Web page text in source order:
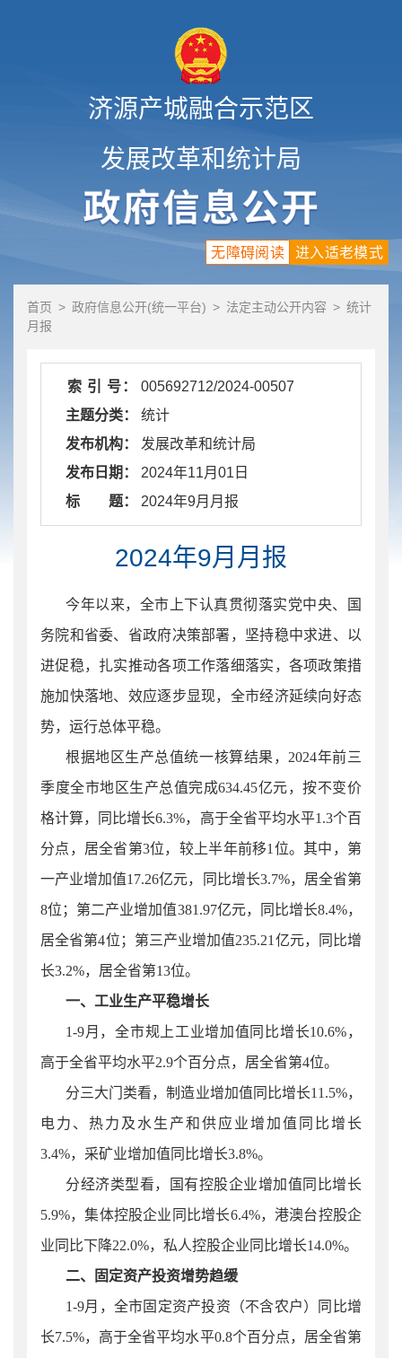
济源产城融合示范区
发展改革和统计局
进入适老模式
无障碍阅读
首页 > 政府信息公开(统一平台) > 法定主动公开内容 > 统计
月报
索 引 号：
005692712/2024-00507
主题分类：
统计
发布机构：
发展改革和统计局
发布日期：
2024年11月01日
标 题：
​ 2024年9月月报
2024年9月月报
今年以来，全市上下认真贯彻落实党中央、国
务院和省委、省政府决策部署，坚持稳中求进、以
进促稳，扎实推动各项工作落细落实，各项政策措
施加快落地、效应逐步显现，全市经济延续向好态
势，运行总体平稳。
根据地区生产总值统一核算结果， 2024年前三
季度全市地区生产总值完成634.45亿元，按不变价
格计算，同比增长6.3%，高于全省平均水平1.3个百
分点，居全省第3位，较上半年前移1位。其中，第
一产业增加值17.26亿元，同比增长3.7%，居全省第
8位；第二产业增加值381.97亿元，同比增长8.4%，
居全省第4位；第三产业增加值235.21亿元，同比增
长3.2%，居全省第13位。
一、工业生产平稳增长
1-9月，全市规上工业增加值同比增长10.6%，
高于全省平均水平2.9个百分点，居全省第4位。
分三大门类看，制造业增加值同比增长11.5%，
电力、热力及水生产和供应业增加值同比增长
3.4%，采矿业增加值同比增长3.8%。
分经济类型看，国有控股企业增加值同比增长
5.9%，集体控股企业同比增长6.4%，港澳台控股企
业同比下降22.0%，私人控股企业同比增长14.0%。
二、固定资产投资增势趋缓
1-9月， 全市固定资产投资（不含农户）同比增
长7.5%，高于全省平均水平0.8个百分点，居全省第